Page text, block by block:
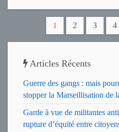
1 2 3 4
Articles Récents
Guerre des gangs : mais
stopper la Marseillisation de
Garde à vue de militantes
rupture d’équité entre